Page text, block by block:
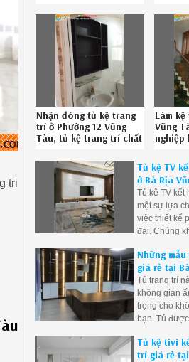
tri
Nhận đóng tủ kệ trang
trí ở Phường 12 Vũng
Tàu, tủ kệ trang trí chất
Tàu uy tín gọi Hotline
08.6789.5828
Làm
Vũng
nghiệp
Tủ kệ TV
ở Bà Rịa
Tủ kệ TV kết
một sự lựa
việc thiết kế
đại. Chúng
nhấn thẩm
tiện lợi trong
Những
giá rẻ tại
Tủ trang trí
không gian
trọng cho
bạn. Tủ
mọi phong
Tủ kệ tivi
trí giá rẻ